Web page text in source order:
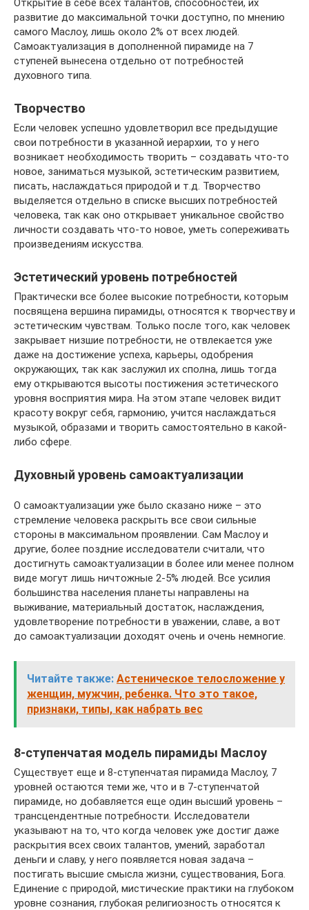
развитие до максимальной точки доступно, по мнению
самого Маслоу, лишь около 2% от всех людей.
Самоактуализация в дополненной пирамиде на 7
ступеней вынесена отдельно от потребностей
духовного типа.
Творчество
Если человек успешно удовлетворил все предыдущие
свои потребности в указанной иерархии, то у него
возникает необходимость творить – создавать что-то
новое, заниматься музыкой, эстетическим развитием,
писать, наслаждаться природой и т.д. Творчество
выделяется отдельно в списке высших потребностей
человека, так как оно открывает уникальное свойство
личности создавать что-то новое, уметь сопереживать
произведениям искусства.
Эстетический уровень потребностей
Практически все более высокие потребности, которым
посвящена вершина пирамиды, относятся к творчеству и
эстетическим чувствам. Только после того, как человек
закрывает низшие потребности, не отвлекается уже
даже на достижение успеха, карьеры, одобрения
окружающих, так как заслужил их сполна, лишь тогда
ему открываются высоты постижения эстетического
уровня восприятия мира. На этом этапе человек видит
красоту вокруг себя, гармонию, учится наслаждаться
музыкой, образами и творить самостоятельно в какой-
либо сфере.
Духовный уровень самоактуализации
О самоактуализации уже было сказано ниже – это
стремление человека раскрыть все свои сильные
стороны в максимальном проявлении. Сам Маслоу и
другие, более поздние исследователи считали, что
достигнуть самоактуализации в более или менее полном
виде могут лишь ничтожные 2-5% людей. Все усилия
большинства населения планеты направлены на
выживание, материальный достаток, наслаждения,
удовлетворение потребности в уважении, славе, а вот
до самоактуализации доходят очень и очень немногие.
Читайте также: Астеническое телосложение у
женщин, мужчин, ребенка. Что это такое,
признаки, типы, как набрать вес
8-ступенчатая модель пирамиды Маслоу
Существует еще и 8-ступенчатая пирамида Маслоу, 7
уровней остаются теми же, что и в 7-ступенчатой
пирамиде, но добавляется еще один высший уровень –
трансцендентные потребности. Исследователи
указывают на то, что когда человек уже достиг даже
раскрытия всех своих талантов, умений, заработал
деньги и славу, у него появляется новая задача –
постигать высшие смысла жизни, существования, Бога.
Единение с природой, мистические практики на глубоком
уровне сознания, глубокая религиозность относятся к